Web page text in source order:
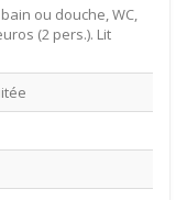
ou douche, WC,
(2 pers.). Lit